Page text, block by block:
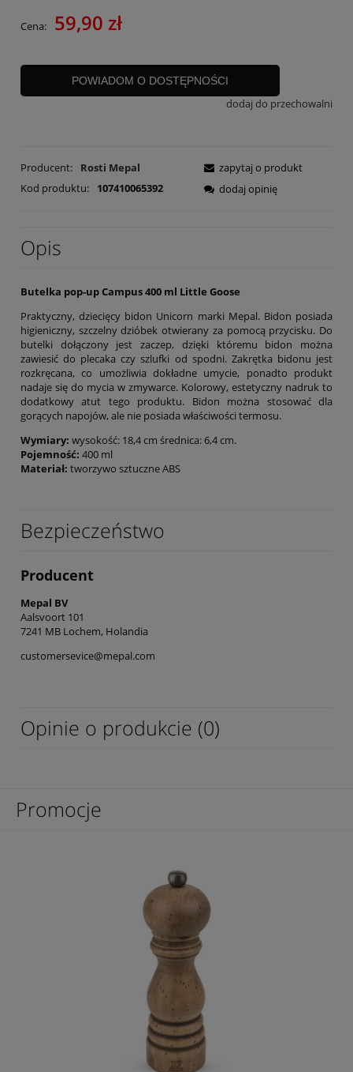
Cena: 59,90 zł
POWIADOM O DOSTĘPNOŚCI
dodaj do przechowalni
Producent:
Rosti Mepal
Kod produktu:
107410065392
zapytaj o produkt
dodaj opinię
Opis
Butelka pop-up Campus 400 ml Little Goose
Praktyczny, dziecięcy bidon Unicorn marki Mepal. Bidon posiada
higieniczny, szczelny dzióbek otwierany za pomocą przycisku. Do
butelki dołączony jest zaczep, dzięki któremu bidon można
zawiesić do plecaka czy szlufki od spodni. Zakrętka bidonu jest
rozkręcana, co umożliwia dokładne umycie, ponadto produkt
nadaje się do mycia w zmywarce. Kolorowy, estetyczny nadruk to
dodatkowy atut tego produktu. Bidon można stosować dla
gorących napojów, ale nie posiada właściwości termosu.
Wymiary: wysokość: 18,4 cm średnica: 6,4 cm.
Pojemność: 400 ml
Materiał: tworzywo sztuczne ABS
Bezpieczeństwo
Producent
Mepal BV
Aalsvoort 101
7241 MB Lochem, Holandia
customersevice@mepal.com
Opinie o produkcie (0)
Promocje